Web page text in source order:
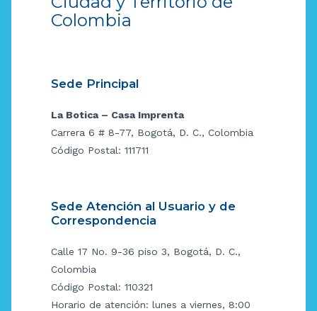
Colombia
Sede Principal
La Botica – Casa Imprenta
Carrera 6 # 8-77, Bogotá, D. C., Colombia
Código Postal: 111711
Sede Atención al Usuario y de
Correspondencia
Calle 17 No. 9-36 piso 3, Bogotá, D. C.,
Colombia
Código Postal: 110321
Horario de atención: lunes a viernes, 8:00